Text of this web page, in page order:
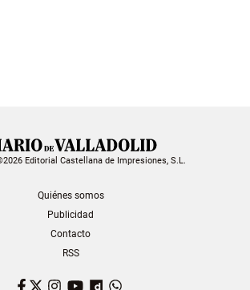
Editorial Castellana de Impresiones, S.L.
Quiénes somos
Publicidad
Contacto
RSS
Facebook
TwitterInstagram
YouTubeDailymotion